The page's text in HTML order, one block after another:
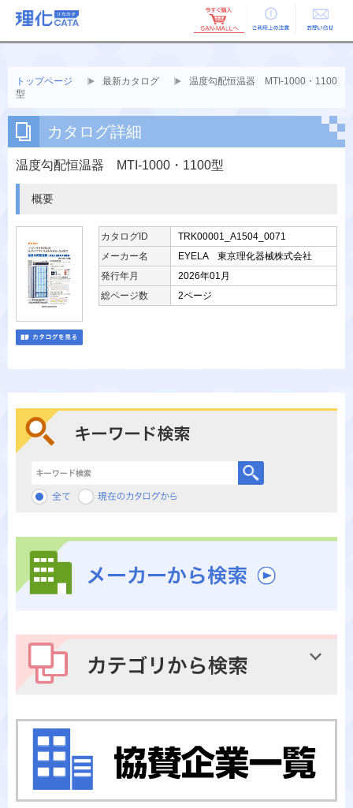
ご利用上の お問い合せ
トップページ 最新カタログ
温度勾配恒温器 MTI-1000・1100
型
カタログ詳細
温度勾配恒温器 MTI-1000・1100型
概要
カタログID
TRK00001_A1504_0071
メーカー名
EYELA 東京理化器械株式会社
発行年月
2026年01月
総ページ数
2ページ
キーワード検索